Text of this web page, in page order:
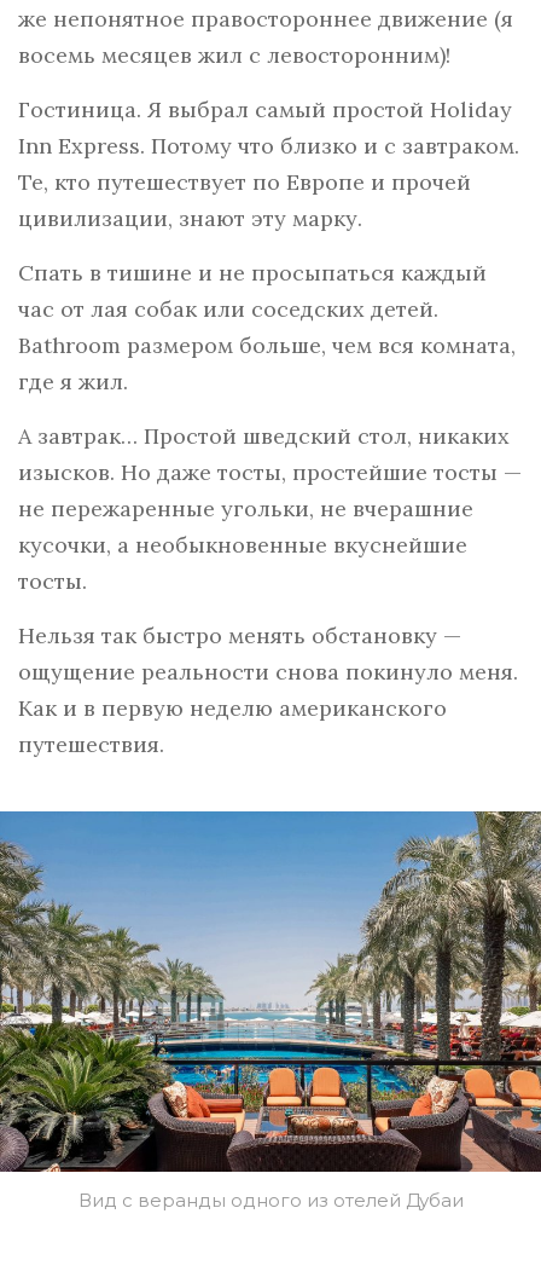
же непонятное правостороннее движение (я
восемь месяцев жил с левосторонним)!
Гостиница. Я выбрал самый простой Holiday
Inn Express. Потому что близко и с завтраком.
Те, кто путешествует по Европе и прочей
цивилизации, знают эту марку.
Спать в тишине и не просыпаться каждый
час от лая собак или соседских детей.
Bathroom размером больше, чем вся комната,
где я жил.
А завтрак… Простой шведский стол, никаких
изысков. Но даже тосты, простейшие тосты —
не пережаренные угольки, не вчерашние
кусочки, а необыкновенные вкуснейшие
тосты.
Нельзя так быстро менять обстановку —
ощущение реальности снова покинуло меня.
Как и в первую неделю американского
путешествия.
Вид с веранды одного из отелей Дубаи